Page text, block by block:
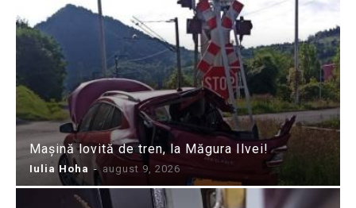
Mașină lovită de tren, la Măgura Ilvei!
Iulia Hoha - august 9, 2026